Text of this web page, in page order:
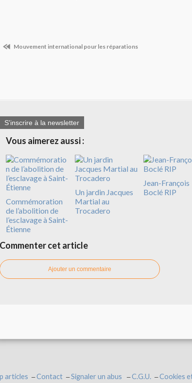
Mouvement international pour les réparations
S'inscrire à la newsletter
Vous aimerez aussi :
Commémoration
de l’abolition de
l’esclavage à Saint-
Étienne
Un jardin Jacques
Martial au
Trocadero
Jean-François
Boclé RIP
Commenter cet article
Ajouter un commentaire
articles Contact Signaler un abus C.G.U. Cookies